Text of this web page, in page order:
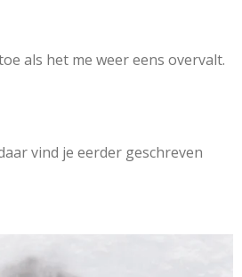
als het me weer eens overvalt.
vind je eerder geschreven